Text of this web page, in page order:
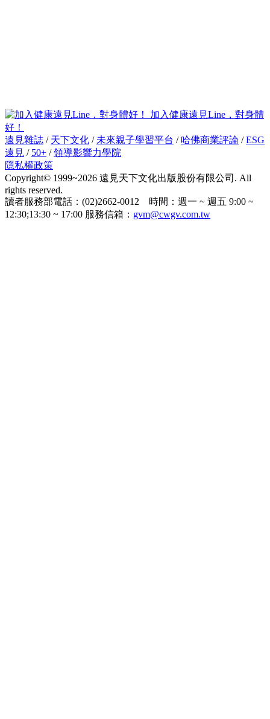
加入健康遠見Line，對身體
好！
遠見雜誌 / 天下文化 / 未來親子學習平台 / 哈佛商業評論 /ESG
遠見 / 50+ /領導影響力學院
隱私權政策
Copyright© 1999~2026 遠見天下文化出版股份有限公司. All
rights reserved.
讀者服務部電話：(02)2662-0012 時間：週一 ~ 週五 9:00 ~
12:30;13:30 ~ 17:00 服務信箱： gvm@cwgv.com.tw